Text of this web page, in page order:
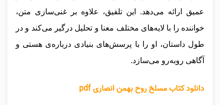
عمیق ارائه می‌دهد. این تلفیق، علاوه بر غنی‌سازی متن،
خواننده را با لایه‌های مختلف معنا و تحلیل درگیر می‌کند و در
طول داستان، او را با پرسش‌های بنیادی درباره‌ی هستی و
آگاهی روبه‌رو می‌سازد.
دانلود کتاب مسلخ روح بهمن انصاری pdf